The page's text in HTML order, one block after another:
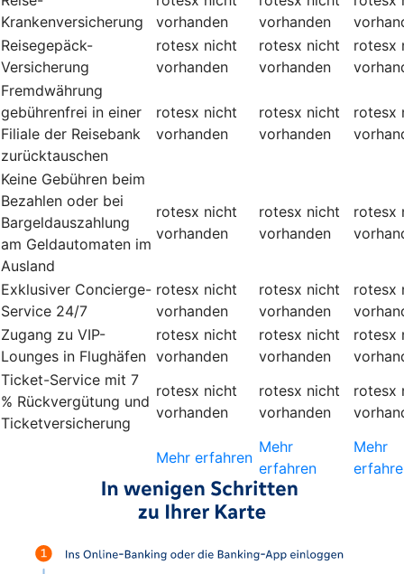
Krankenversicherung
vorhanden
vorhanden
Reisegepäck-
Versicherung
rotesx nicht
vorhanden
rotesx nicht
vorhanden
rotesx
Fremdwährung
gebührenfrei in einer
Filiale der Reisebank
zurücktauschen
rotesx nicht
vorhanden
rotesx nicht
vorhanden
rotesx
Keine Gebühren beim
Bezahlen oder bei
Bargeldauszahlung
am Geldautomaten im
Ausland
rotesx nicht
vorhanden
rotesx nicht
vorhanden
rotesx
Exklusiver Concierge-
Service 24/7
rotesx nicht
vorhanden
rotesx nicht
vorhanden
rotesx
Zugang zu VIP-
Lounges in Flughäfen
rotesx nicht
vorhanden
rotesx nicht
vorhanden
rotesx
Ticket-Service mit 7
% Rückvergütung und
Ticketversicherung
rotesx nicht
vorhanden
rotesx nicht
vorhanden
rotesx
Mehr erfahren
Mehr
erfahren
Mehr